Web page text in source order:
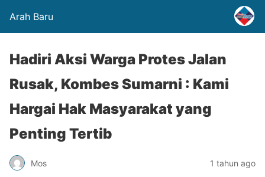
Arah Baru
Hadiri Aksi Warga Protes Jalan
Rusak, Kombes Sumarni : Kami
Hargai Hak Masyarakat yang
Penting Tertib
Mos 1 tahun ago